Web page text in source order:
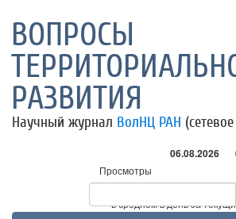
ВОПРОСЫ
РАЗВИТИЯ
Научный журнал ВолНЦ РАН
06.08.2026
Просмотры
Посетители
* - в среднем в день за